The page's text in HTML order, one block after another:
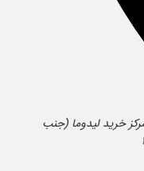
خرید لیدوما (جنب